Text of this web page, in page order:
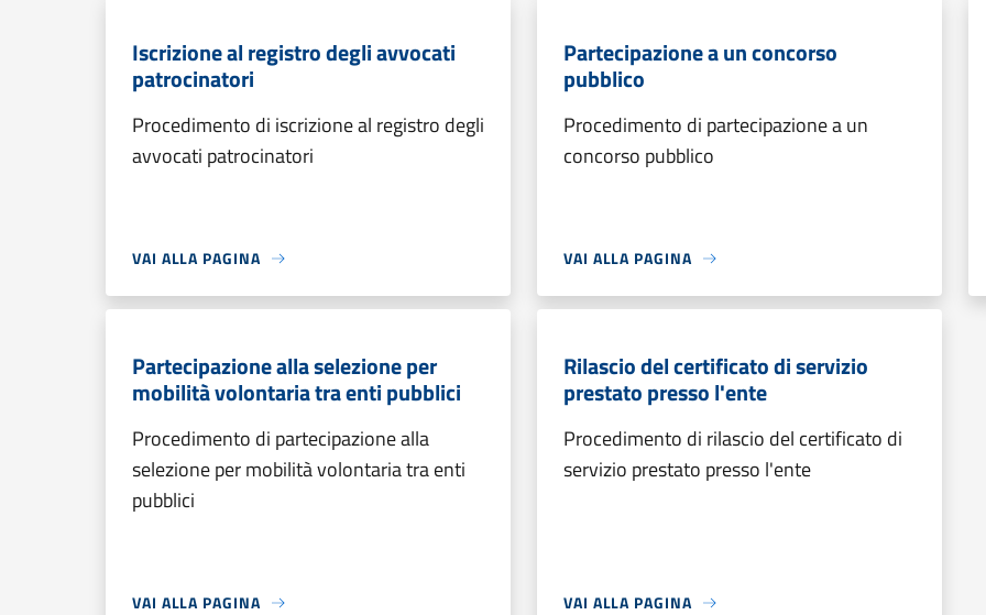
Iscrizione al registro degli avvocati
patrocinatori
Procedimento di iscrizione al registro degli
avvocati patrocinatori
VAI ALLA PAGINA
Partecipazione a un concorso
pubblico
Procedimento di partecipazione a un
concorso pubblico
VAI ALLA PAGINA
Partecipazione alla selezione per
mobilità volontaria tra enti pubblici
Procedimento di partecipazione alla
selezione per mobilità volontaria tra enti
pubblici
VAI ALLA PAGINA
Rilascio del certificato di servizio
prestato presso l'ente
Procedimento di rilascio del certificato di
servizio prestato presso l'ente
VAI ALLA PAGINA